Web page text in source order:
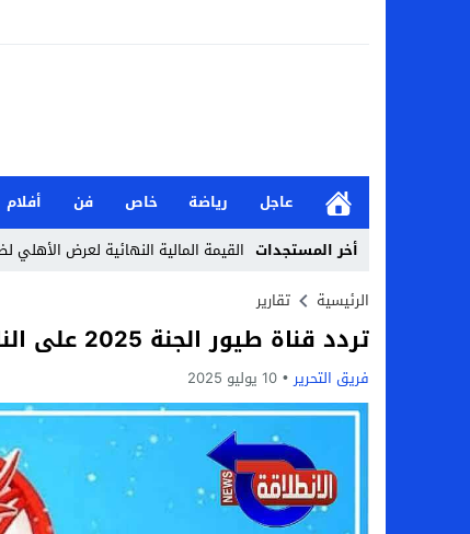
عاجل رياضة خاص فن أفلام
أخر المستجدات القيمة المالية النهائية لعرض
الأحد.. أحمد شيبة يحيي حفلًا غنائيًا
تعرف على نتائج قرعة كأس عاصمة مصر كاملة
من هي جيداء كامل بطلة الملحمة؟..
بحث في الإسلام بسببها.. من هي هيفا
لماذا تنجح بعض الحملات التسويقية
الرئيسية تقارير
تردد قناة طيور الجنة 2025 على النايل سات وعرب سات وكيفية ضبط التردد
فريق التحرير 10 يوليو 2025